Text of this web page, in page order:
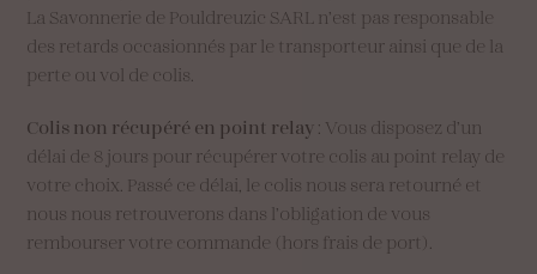
La Savonnerie de Pouldreuzic SARL n’est pas responsable
des retards occasionnés par le transporteur ainsi que de la
perte ou vol de colis.
Colis non récupéré en point relay : Vous disposez d’un
délai de 8 jours pour récupérer votre colis au point relay de
votre choix. Passé ce délai, le colis nous sera retourné et
nous nous retrouverons dans l’obligation de vous
rembourser votre commande (hors frais de port).